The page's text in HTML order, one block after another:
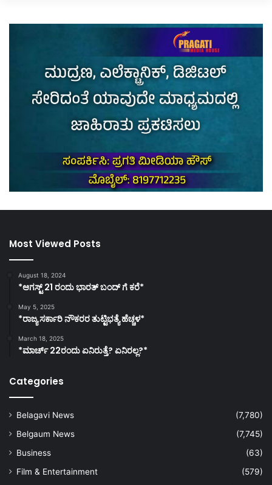
Most Viewed Posts
August 18, 2024
*ಆಗಸ್ಟ್ 21 ರಂದು ಭಾರತ್‌ ಬಂದ್‌ ಗೆ ಕರೆ*
May 5, 2025
*ರಾಜ್ಯ ಸರ್ಕಾರಿ ನೌಕರರ ತುಟ್ಟಿಭತ್ಯೆ ಹೆಚ್ಚಳ*
March 18, 2025
*ಮಾರ್ಚ್ 22ರಂದು ಏನಿರುತ್ತೆ? ಏನಿರಲ್ಲ?*
Categories
Belagavi News
(7,780)
Belgaum News
(7,745)
Business
(63)
Film & Entertainment
(579)